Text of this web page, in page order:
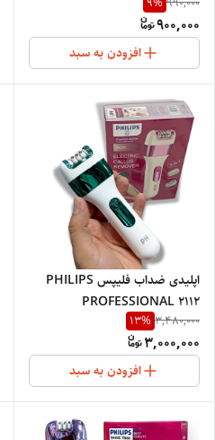
900,000
افزودن به سبد
اپلیدی ضداب فلیپس PHILIPS
PROFESSIONAL 2112
3,480,000
13%
3,000,000
افزودن به سبد